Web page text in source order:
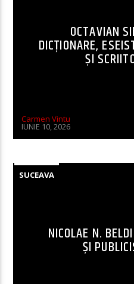
OCTAVIAN
DICȚIONARE,
ȘI
Carmen Vintu
IUNIE 10, 2026
SUCEAVA
NICOLAE N.
ȘI